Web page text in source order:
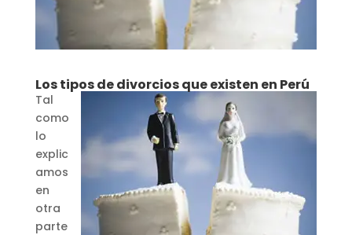
Los tipos de divorcios que existen en Perú
Tal
como
lo
explic
amos
en
otra
parte